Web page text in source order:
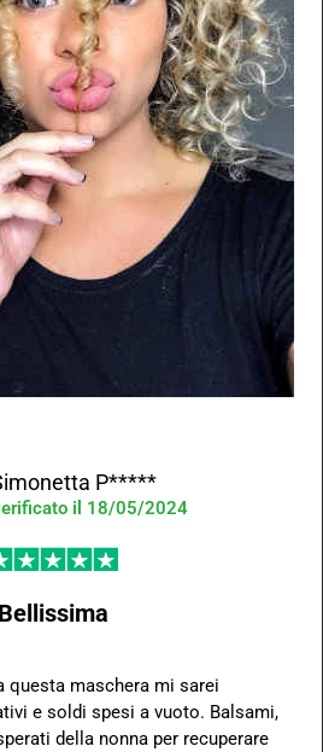
P*****
il 18/05/2024
Bellissima
questa maschera mi sarei
e soldi spesi a vuoto. Balsami,
della nonna per recuperare